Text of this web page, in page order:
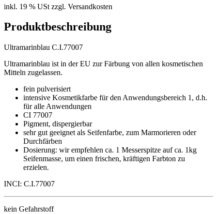
inkl. 19 % USt zzgl. Versandkosten
Produktbeschreibung
Ultramarinblau C.I.77007
Ultramarinblau ist in der EU zur Färbung von allen kosmetischen
Mitteln zugelassen.
fein pulverisiert
intensive Kosmetikfarbe für den Anwendungsbereich 1, d.h.
für alle Anwendungen
CI 77007
Pigment, dispergierbar
sehr gut geeignet als Seifenfarbe, zum Marmorieren oder
Durchfärben
Dosierung: wir empfehlen ca. 1 Messerspitze auf ca. 1kg
Seifenmasse, um einen frischen, kräftigen Farbton zu
erzielen.
INCI: C.I.77007
kein Gefahrstoff